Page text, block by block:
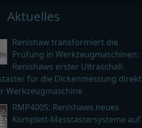
Aktuelles
Renishaw transformiert die
Prüfung in Werkzeugmaschinen:
Renishaws erster Ultraschall-
für die Dickenmessung direkt
Werkzeugmaschine
RMP400S: Renishaws neues
Komplett-Messtastersysteme auf